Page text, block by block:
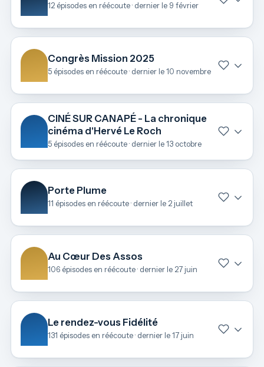
12 épisodes en réécoute · dernier le 9 février
Congrès Mission 2025
5 épisodes en réécoute · dernier le 10 novembre
CINÉ SUR CANAPÉ - La chronique
cinéma d'Hervé Le Roch
5 épisodes en réécoute · dernier le 13 octobre
Porte Plume
11 épisodes en réécoute · dernier le 2 juillet
Au Cœur Des Assos
106 épisodes en réécoute · dernier le 27 juin
Le rendez-vous Fidélité
131 épisodes en réécoute · dernier le 17 juin